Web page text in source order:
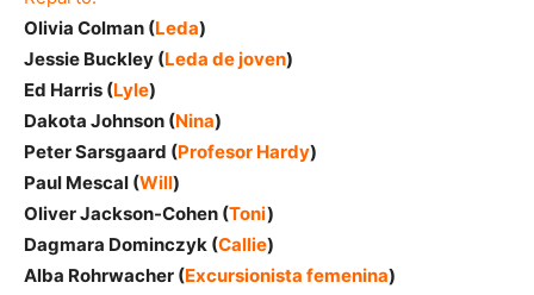
Olivia Colman (Leda)
Jessie Buckley (Leda de joven)
Ed Harris (Lyle)
Dakota Johnson (Nina)
Peter Sarsgaard (Profesor Hardy)
Paul Mescal (Will)
Oliver Jackson-Cohen (Toni)
Dagmara Dominczyk (Callie)
Alba Rohrwacher (Excursionista femenina)